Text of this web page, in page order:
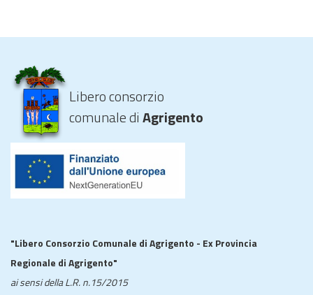
Libero consorzio
comunale diAgrigento
"Libero Consorzio Comunale di Agrigento - Ex Provincia
Regionale di Agrigento"
ai sensi della L.R. n.15/2015